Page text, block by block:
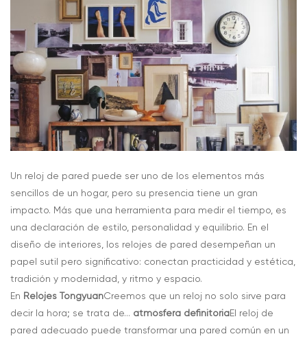
Un reloj de pared puede ser uno de los elementos más
sencillos de un hogar, pero su presencia tiene un gran
impacto. Más que una herramienta para medir el tiempo, es
una declaración de estilo, personalidad y equilibrio. En el
diseño de interiores, los relojes de pared desempeñan un
papel sutil pero significativo: conectan practicidad y estética,
tradición y modernidad, y ritmo y espacio.
En Relojes TongyuanCreemos que un reloj no solo sirve para
decir la hora; se trata de... atmósfera definitoriaEl reloj de
pared adecuado puede transformar una pared común en un